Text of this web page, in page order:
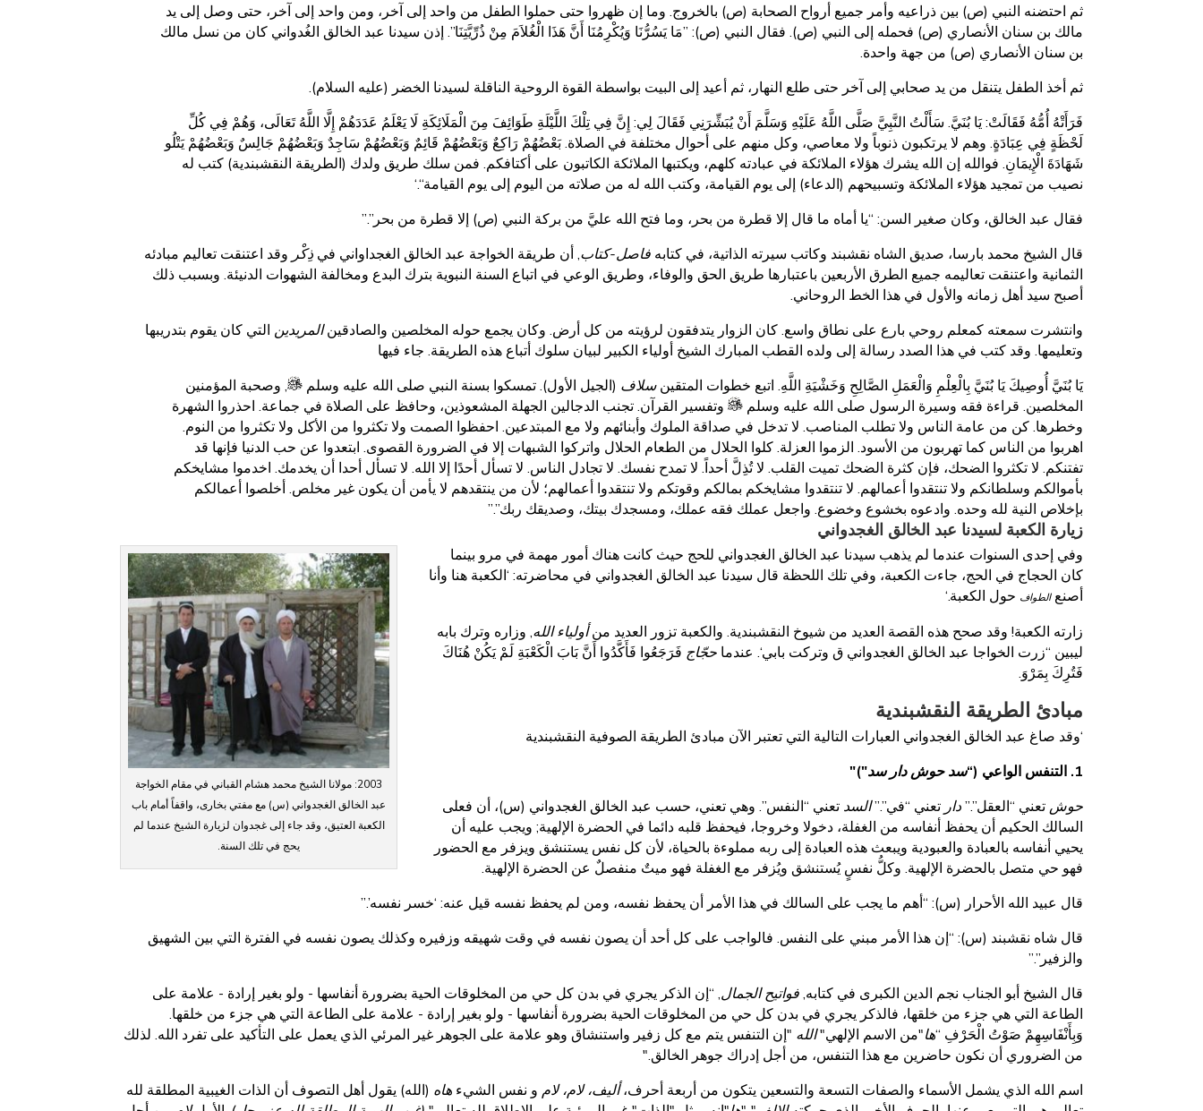
ثم احتضنه النبي (ص) بين ذراعيه وأمر جميع أرواح الصحابة (ص) بالخروج. وما إن ظهروا حتى حملوا الطفل من واحد إلى آخر، ومن واحد إلى آخر، حتى وصل إلى يد
مالك بن سنان الأنصاري (ص) فحمله إلى النبي (ص). فقال النبي (ص): ”مَا يَسُرُّنَا وَيُكْرِمُنَا أَنَّ هَذَا الْغُلاَمَ مِنْ ذُرِّيَّتِنَا”. إذن سيدنا عبد الخالق الغُدواني كان من نسل مالك
بن سنان الأنصاري (ص) من جهة واحدة.
ثم أخذ الطفل يتنقل من يد صحابي إلى آخر حتى طلع النهار، ثم أعيد إلى البيت بواسطة القوة الروحية الناقلة لسيدنا الخضر (عليه السلام).
فَرَأَتْهُ أُمُّهُ فَقَالَتْ: يَا بُنَيَّ. سَأَلْتُ النَّبِيَّ صَلَّى اللَّهُ عَلَيْهِ وَسَلَّمَ أَنْ يُبَشِّرَنِي فَقَالَ لِي: إِنَّ فِي تِلْكَ اللَّيْلَةِ طَوَائِفَ مِنَ الْمَلَائِكَةِ لَا يَعْلَمُ عَدَدَهُمْ إِلَّا اللَّهُ تَعَالَى، وَهُمْ فِي كُلِّ
لَحْظَةٍ فِي عِبَادَةٍ. وهم لا يرتكبون ذنوباً ولا معاصي، وكل منهم على أحوال مختلفة في الصلاة. بَعْضُهُمْ رَاكِعٌ وَبَعْضُهُمْ قَائِمٌ وَبَعْضُهُمْ سَاجِدٌ وَبَعْضُهُمْ جَالِسٌ وَبَعْضُهُمْ يَتْلُو
شَهَادَةَ الْإِيمَانِ. فوالله إن الله يشرك هؤلاء الملائكة في عبادته كلهم، ويكتبها الملائكة الكاتبون على أكتافكم. فمن سلك طريق ولدك (الطريقة النقشبندية) كتب له
نصيب من تمجيد هؤلاء الملائكة وتسبيحهم (الدعاء) إلى يوم القيامة، وكتب الله له من صلاته من اليوم إلى يوم القيامة“.‘
فقال عبد الخالق، وكان صغير السن: “يا أماه ما قال إلا قطرة من بحر، وما فتح الله عليَّ من بركة النبي (ص) إلا قطرة من بحر”.”
قال الشيخ محمد بارسا، صديق الشاه نقشبند وكاتب سيرته الذاتية، في كتابهفاصل-كتاب, أن طريقة الخواجة عبد الخالق الغجداواني فيذِكْر وقد اعتنقت تعاليم مبادئه
الثمانية واعتنقت تعاليمه جميع الطرق الأربعين باعتبارها طريق الحق والوفاء، وطريق الوعي في اتباع السنة النبوية بترك البدع ومخالفة الشهوات الدنيئة. وبسبب ذلك
أصبح سيد أهل زمانه والأول في هذا الخط الروحاني.
وانتشرت سمعته كمعلم روحي بارع على نطاق واسع. كان الزوار يتدفقون لرؤيته من كل أرض. وكان يجمع حوله المخلصين والصادقينالمريدين التي كان يقوم بتدريبها
وتعليمها. وقد كتب في هذا الصدد رسالة إلى ولده القطب المبارك الشيخ أولياء الكبير لبيان سلوك أتباع هذه الطريقة. جاء فيها
يَا بُنَيَّ أُوصِيكَ يَا بُنَيَّ بِالْعِلْمِ وَالْعَمَلِ الصَّالِحِ وَخَشْيَةِ اللَّهِ. اتبع خطوات المتقينسلاف (الجيل الأول). تمسكوا بسنة النبي صلى الله عليه وسلم
, وصحبة المؤمنين
المخلصين. قراءة فقه وسيرة الرسول صلى الله عليه وسلم
وتفسير القرآن. تجنب الدجالين الجهلة المشعوذين، وحافظ على الصلاة في جماعة. احذروا الشهرة
وخطرها. كن من عامة الناس ولا تطلب المناصب. لا تدخل في صداقة الملوك وأبنائهم ولا مع المبتدعين. احفظوا الصمت ولا تكثروا من الأكل ولا تكثروا من النوم.
اهربوا من الناس كما تهربون من الأسود. الزموا العزلة. كلوا الحلال من الطعام الحلال واتركوا الشبهات إلا في الضرورة القصوى. ابتعدوا عن حب الدنيا فإنها قد
تفتنكم. لا تكثروا الضحك، فإن كثرة الضحك تميت القلب. لا تُذِلَّ أحداً. لا تمدح نفسك. لا تجادل الناس. لا تسأل أحدًا إلا الله. لا تسأل أحدا أن يخدمك. اخدموا مشايخكم
بأموالكم وسلطانكم ولا تنتقدوا أعمالهم. لا تنتقدوا مشايخكم بمالكم وقوتكم ولا تنتقدوا أعمالهم؛ لأن من ينتقدهم لا يأمن أن يكون غير مخلص. أخلصوا أعمالكم
بإخلاص النية لله وحده. وادعوه بخشوع وخضوع. واجعل عملك فقه عملك، ومسجدك بيتك، وصديقك ربك”.”
زيارة الكعبة لسيدنا عبد الخالق الغجدواني
2003: مولانا الشيخ محمد هشام القباني في مقام الخواجة
عبد الخالق الغجدواني (س) مع مفتي بخارى، واقفاً أمام باب
الكعبة العتيق، وقد جاء إلى غجدوان لزيارة الشيخ عندما لم
يحج في تلك السنة.
وفي إحدى السنوات عندما لم يذهب سيدنا عبد الخالق الغجدواني للحج حيث كانت هناك أمور مهمة في مرو بينما
كان الحجاج في الحج، جاءت الكعبة، وفي تلك اللحظة قال سيدنا عبد الخالق الغجدواني في محاضرته: ‘الكعبة هنا وأنا
أصنعالطواف حول الكعبة.‘
زارته الكعبة! وقد صحح هذه القصة العديد من شيوخ النقشبندية. والكعبة تزور العديد منأولياء الله, وزاره وترك بابه
ليبين “زرت الخواجا عبد الخالق الغجدواني ق وتركت بابي‘. عندماحجّاج فَرَجَعُوا فَأَكَّدُوا أَنَّ بَابَ الْكَعْبَةِ لَمْ يَكُنْ هُنَاكَ
فَتُرِكَ بِمَرْوَ.
مبادئ الطريقة النقشبندية
‘وقد صاغ عبد الخالق الغجدواني العبارات التالية التي تعتبر الآن مبادئ الطريقة الصوفية النقشبندية
1. التنفس الواعي (“
سد حوش دار سد")"
حوشتعني “العقل”.”دار تعني “في”.”السد تعني “النفس”. وهي تعني، حسب عبد الخالق الغجدواني (س)، أن فعلى
السالك الحكيم أن يحفظ أنفاسه من الغفلة، دخولا وخروجا، فيحفظ قلبه دائما في الحضرة الإلهية; ويجب عليه أن
يحيي أنفاسه بالعبادة والعبودية ويبعث هذه العبادة إلى ربه مملوءة بالحياة، لأن كل نفس يستنشق ويزفر مع الحضور
فهو حي متصل بالحضرة الإلهية. وكلُّ نفسٍ يُستنشق ويُزفر مع الغفلة فهو ميتٌ منفصلٌ عن الحضرة الإلهية.
قال عبيد الله الأحرار (س): “أهم ما يجب على السالك في هذا الأمر أن يحفظ نفسه، ومن لم يحفظ نفسه قيل عنه: ‘خسر نفسه’.”
قال شاه نقشبند (س): “إن هذا الأمر مبني على النفس. فالواجب على كل أحد أن يصون نفسه في وقت شهيقه وزفيره وكذلك يصون نفسه في الفترة التي بين الشهيق
والزفير”.”
قال الشيخ أبو الجناب نجم الدين الكبرى في كتابه,فواتيح الجمال, “إن الذكر يجري في بدن كل حي من المخلوقات الحية بضرورة أنفاسها - ولو بغير إرادة - علامة على
الطاعة التي هي جزء من خلقها، فالذكر يجري في بدن كل حي من المخلوقات الحية بضرورة أنفاسها - ولو بغير إرادة - علامة على الطاعة التي هي جزء من خلقها.
وَبِأَنْفَاسِهِمْ صَوْتُ الْحَرْفِ “ها"من الاسم الإلهي"الله "إن التنفس يتم مع كل زفير واستنشاق وهو علامة على الجوهر غير المرئي الذي يعمل على التأكيد على تفرد الله. لذلك
من الضروري أن نكون حاضرين مع هذا التنفس، من أجل إدراك جوهر الخالق."
اسم الله الذي يشمل الأسماء والصفات التسعة والتسعين يتكون من أربعة أحرف،أليف، لام، لام و نفس الشيءهاه (الله) يقول أهل التصوف أن الذات الغيبية المطلقة لله